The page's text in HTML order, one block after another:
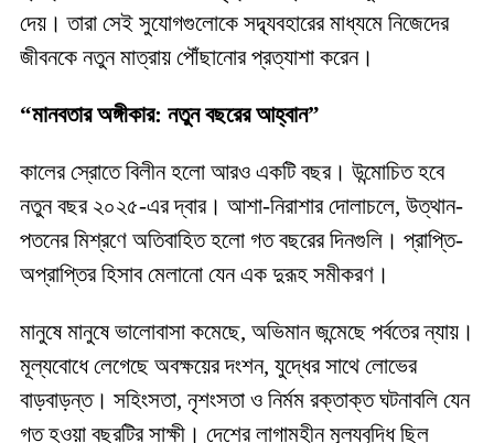
দেয়। তারা সেই সুযোগগুলোকে সদ্ব্যবহারের মাধ্যমে নিজেদের
জীবনকে নতুন মাত্রায় পৌঁছানোর প্রত্যাশা করেন।
“মানবতার অঙ্গীকার: নতুন বছরের আহ্বান”
কালের স্রোতে বিলীন হলো আরও একটি বছর। উন্মোচিত হবে
নতুন বছর ২০২৫-এর দ্বার। আশা-নিরাশার দোলাচলে, উত্থান-
পতনের মিশ্রণে অতিবাহিত হলো গত বছরের দিনগুলি। প্রাপ্তি-
অপ্রাপ্তির হিসাব মেলানো যেন এক দুরূহ সমীকরণ।
মানুষে মানুষে ভালোবাসা কমেছে, অভিমান জন্মেছে পর্বতের ন্যায়।
মূল্যবোধে লেগেছে অবক্ষয়ের দংশন, যুদ্ধের সাথে লোভের
বাড়বাড়ন্ত। সহিংসতা, নৃশংসতা ও নির্মম রক্তাক্ত ঘটনাবলি যেন
গত হওয়া বছরটির সাক্ষী। দেশের লাগামহীন মূল্যবৃদ্ধি ছিল